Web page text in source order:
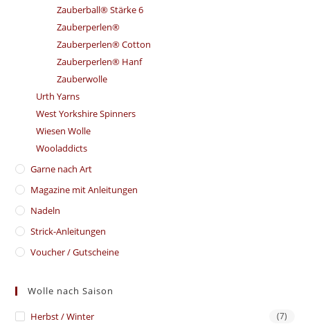
Zauberball® Stärke 6
Zauberperlen®
Zauberperlen® Cotton
Zauberperlen® Hanf
Zauberwolle
Urth Yarns
West Yorkshire Spinners
Wiesen Wolle
Wooladdicts
Garne nach Art
Magazine mit Anleitungen
Nadeln
Strick-Anleitungen
Voucher / Gutscheine
Wolle nach Saison
Herbst / Winter (7)